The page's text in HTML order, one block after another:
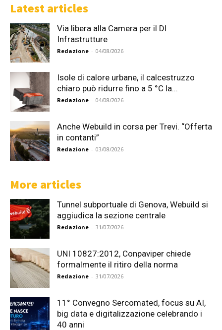
Latest articles
Via libera alla Camera per il Dl
Infrastrutture
Redazione - 04/08/2026
Isole di calore urbane, il calcestruzzo
chiaro può ridurre fino a 5 °C la...
Redazione - 04/08/2026
Anche Webuild in corsa per Trevi. “Offerta
in contanti”
Redazione - 03/08/2026
More articles
Tunnel subportuale di Genova, Webuild si
aggiudica la sezione centrale
Redazione - 31/07/2026
UNI 10827:2012, Conpaviper chiede
formalmente il ritiro della norma
Redazione - 31/07/2026
11° Convegno Sercomated, focus su AI,
big data e digitalizzazione celebrando i
40 anni